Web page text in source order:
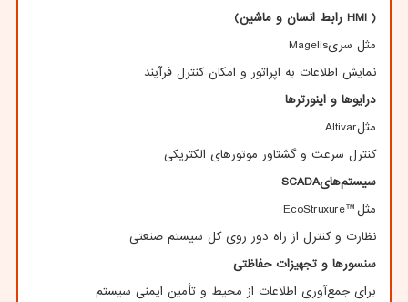
( HMI رابط انسان و ماشین)
مثل سریMagelis
نمایش اطلاعات به اپراتور و امکان کنترل فرآیند
درایوها و اینورترها
مثلAltivar
کنترل سرعت و گشتاور موتورهای الکتریکی
سیستم‌هایSCADA
مثلEcoStruxure™
نظارت و کنترل از راه دور روی کل سیستم صنعتی
سنسورها و تجهیزات حفاظتی
برای جمع‌آوری اطلاعات از محیط و تأمین ایمنی سیستم